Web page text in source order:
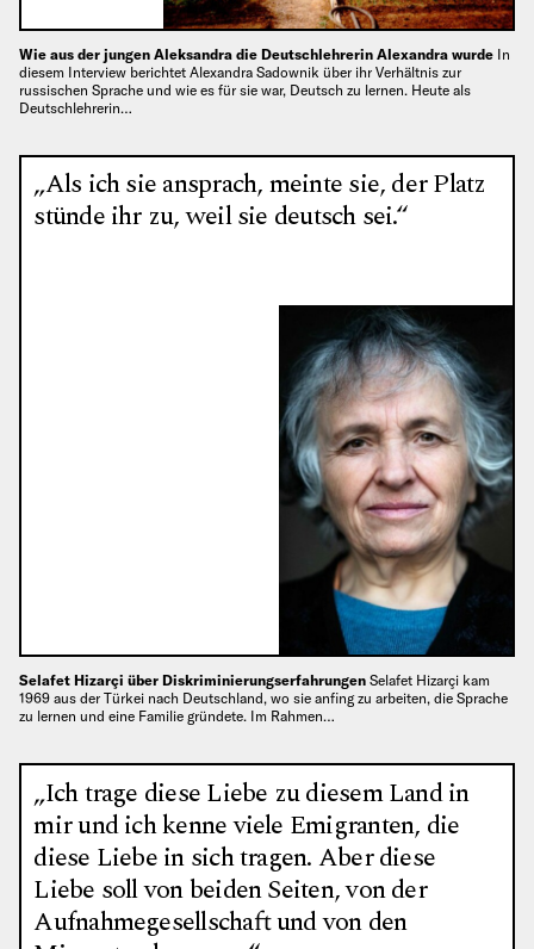
Wie aus der jungen Aleksandra die Deutschlehrerin Alexandra wurde In
diesem Interview berichtet Alexandra Sadownik über ihr Verhältnis zur
russischen Sprache und wie es für sie war, Deutsch zu lernen. Heute als
Deutschlehrerin…
„Als ich sie ansprach, meinte sie, der Platz
stünde ihr zu, weil sie deutsch sei.“
Selafet Hizarçi über Diskriminierungserfahrungen Selafet Hizarçi kam
1969 aus der Türkei nach Deutschland, wo sie anfing zu arbeiten, die Sprache
zu lernen und eine Familie gründete. Im Rahmen…
„Ich trage diese Liebe zu diesem Land in
mir und ich kenne viele Emigranten, die
diese Liebe in sich tragen. Aber diese
Liebe soll von beiden Seiten, von der
Aufnahmegesellschaft und von den